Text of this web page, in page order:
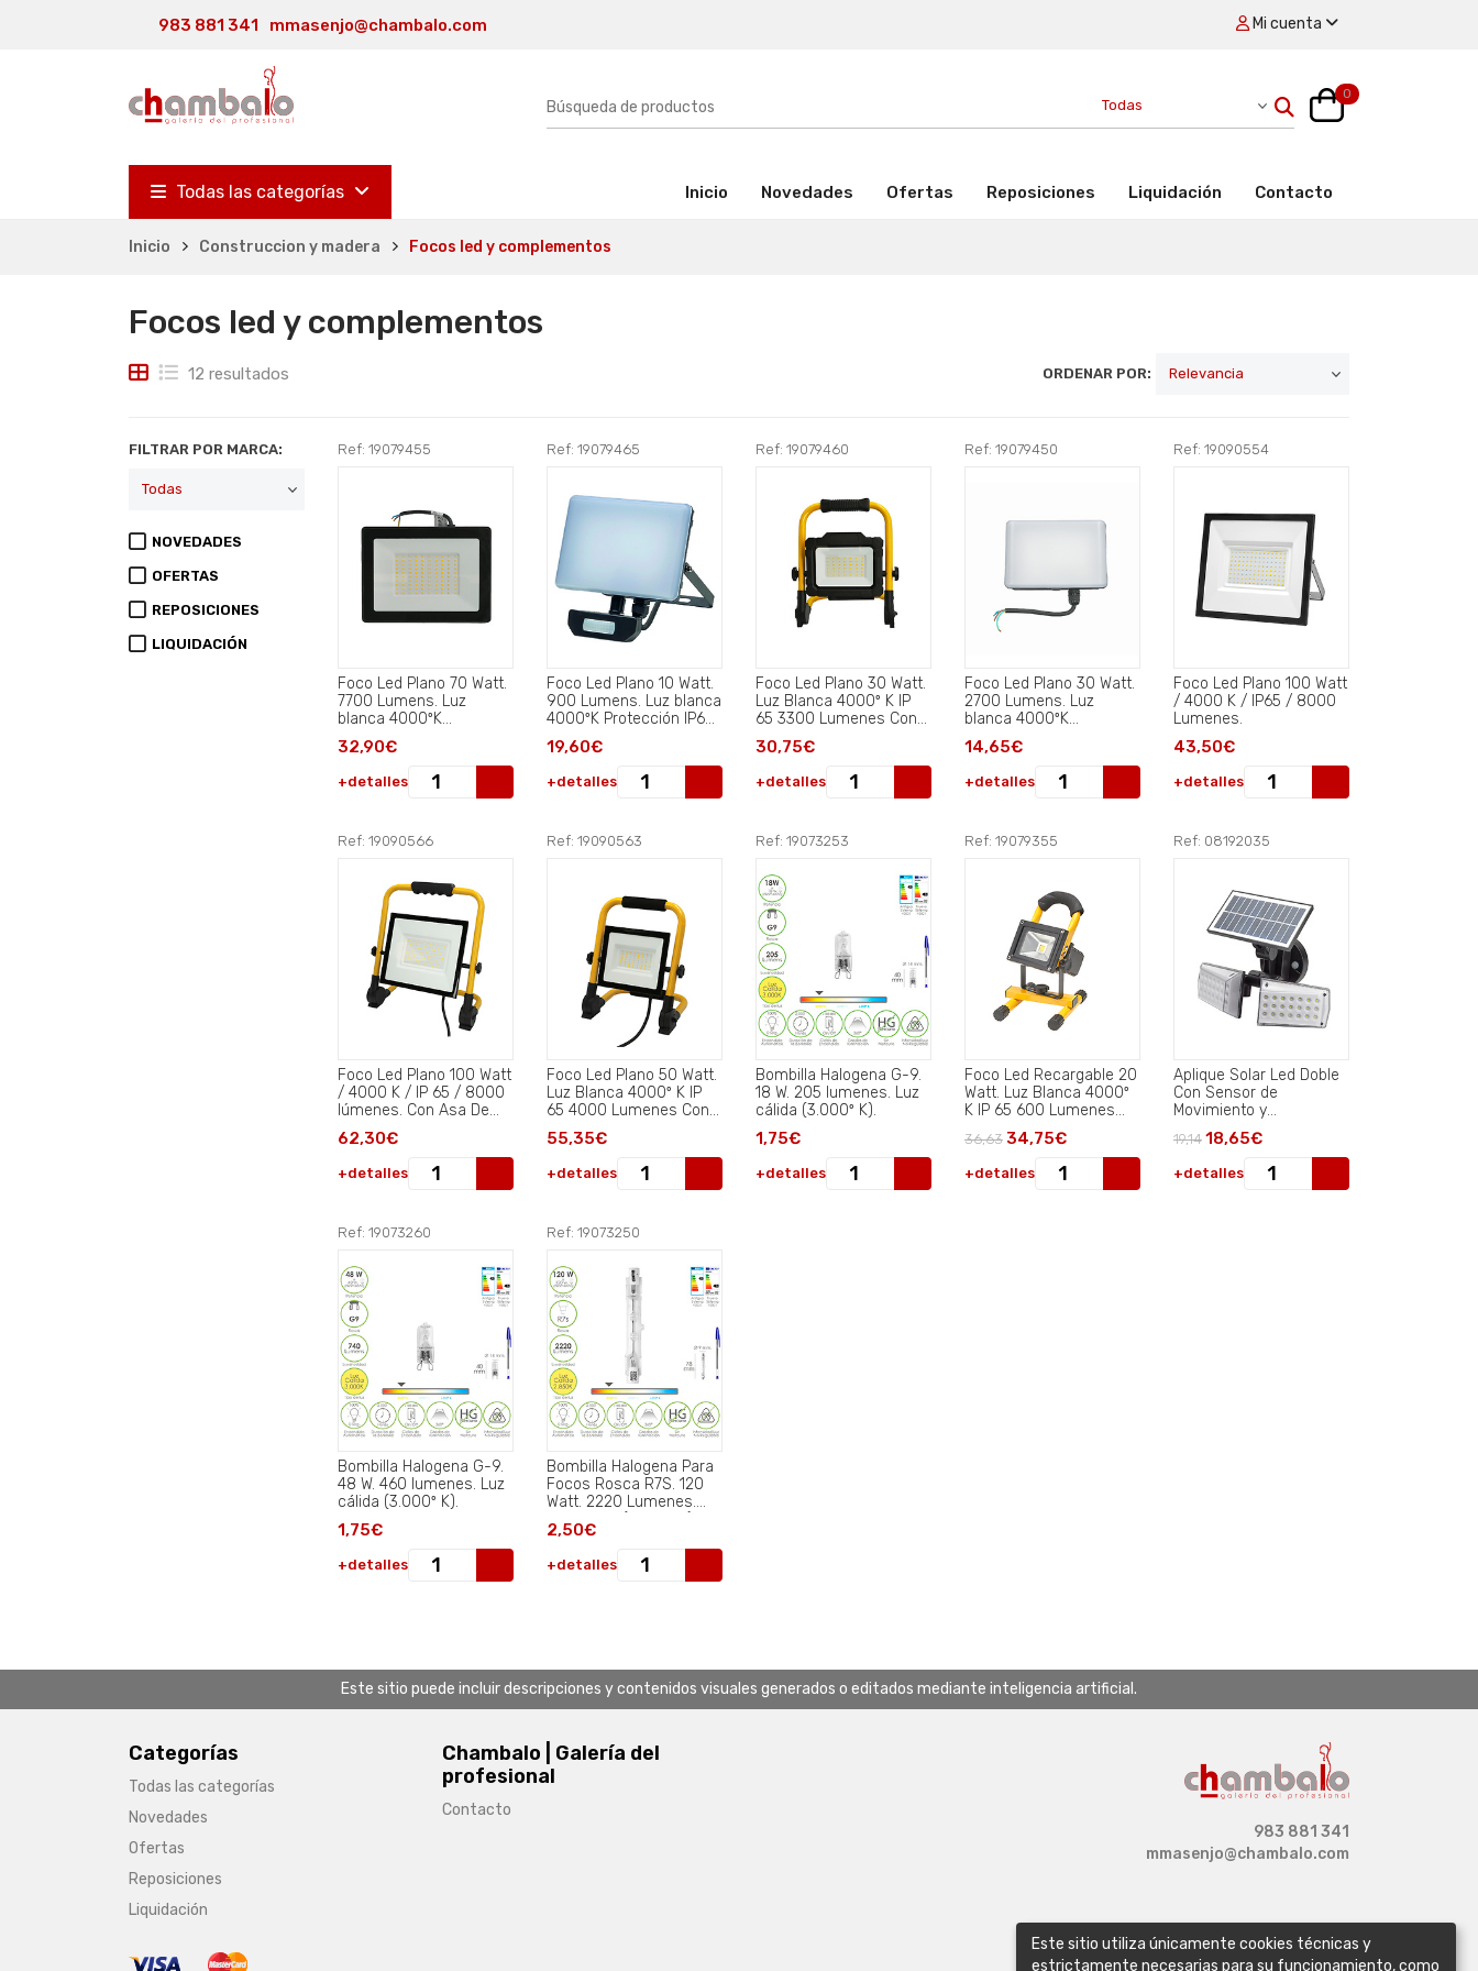
983 881 341 mmasenjo@chambalo.com Mi cuenta
0
Todas las categorías Inicio (activo)Novedades Ofertas Reposiciones Liquidación Contacto
Inicio Construccion y madera Focos led y complementos
Focos led y complementos
12 resultados ORDENAR POR:
FILTRAR POR MARCA:
NOVEDADES
OFERTAS
REPOSICIONES
LIQUIDACIÓN
Ref: 19079455
Foco Led Plano 70 Watt.
7700 Lumens. Luz
blanca 4000ºK
Protección IP65..
32,90€
+detalles
Ref: 19079465
Foco Led Plano 10 Watt.
900 Lumens. Luz blanca
4000ºK Protección IP65.
Cuerpo Aluminio. Con
Sensor..
19,60€
+detalles
Ref: 19079460
Foco Led Plano 30 Watt.
Luz Blanca 4000º K IP
65 3300 Lumenes Con
Asa de Transporte.
30,75€
+detalles
Ref: 19079450
Foco Led Plano 30 Watt.
2700 Lumens. Luz
blanca 4000ºK
Protección IP65. Cuerpo
Aluminio.
14,65€
+detalles
Ref: 19090554
Foco Led Plano 100 Watt
/ 4000 K / IP65 / 8000
Lumenes.
43,50€
+detalles
Ref: 19090566
Foco Led Plano 100 Watt
/ 4000 K / IP 65 / 8000
lúmenes. Con Asa De
Transporte..
62,30€
+detalles
Ref: 19090563
Foco Led Plano 50 Watt.
Luz Blanca 4000º K IP
65 4000 Lumenes Con
Asa de Transporte.
55,35€
+detalles
Ref: 19073253
Bombilla Halogena G-9.
18 W. 205 lumenes. Luz
cálida (3.000º K).
1,75€
+detalles
Ref: 19079355
Foco Led Recargable 20
Watt. Luz Blanca 4000º
K IP 65 600 Lumenes
Con Asa de Transporte.
36,63 34,75€
+detalles
Ref: 08192035
Aplique Solar Led Doble
Con Sensor de
Movimiento y
Crepuscular 450
Lumenes. Protección
19,14 18,65€
+detalles
Ref: 19073260
Bombilla Halogena G-9.
48 W. 460 lumenes. Luz
cálida (3.000º K).
1,75€
+detalles
Ref: 19073250
Bombilla Halogena Para
Focos Rosca R7S. 120
Watt. 2220 Lumenes.
Luz Cálida (2850º K.).
2,50€
+detalles
Este sitio puede incluir descripciones y contenidos visuales generados o editados mediante inteligencia artificial.
Categorías
Todas las categorías
Novedades
Ofertas
Reposiciones
Liquidación
Chambalo | Galería del
profesional
Contacto
983 881 341
mmasenjo@chambalo.com
Este sitio utiliza únicamente cookies técnicas y
estrictamente necesarias para su funcionamiento, como